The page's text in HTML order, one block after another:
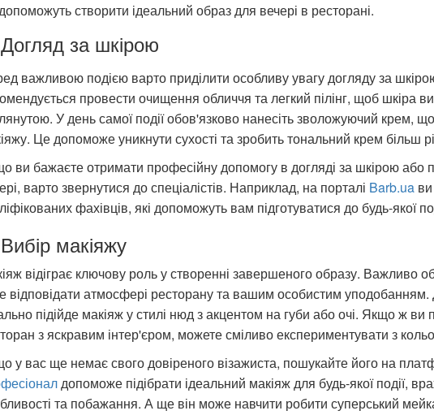
створити ідеальний образ для вечері в ресторані.
за шкірою
важливою подією варто приділити особливу увагу догляду за
провести очищення обличчя та легкий пілінг, щоб шкіра
У день самої події обов'язково нанесіть зволожуючий крем,
Це допоможе уникнути сухості та зробить тональний крем більш
ви бажаєте отримати професійну допомогу в догляді за шкірою або
варто звернутися до спеціалістів. Наприклад, на порталі Barb.ua
фахівців, які допоможуть вам підготуватися до будь-якої
макіяжу
відіграє ключову роль у створенні завершеного образу. Важливо
відповідати атмосфері ресторану та вашим особистим уподобанням.
підійде макіяж у стилі нюд з акцентом на губи або очі. Якщо ж ви
з яскравим інтер'єром, можете сміливо експериментувати з
у вас ще немає свого довіреного візажиста, пошукайте його на
допоможе підібрати ідеальний макіяж для будь-якої події,
та побажання. А ще він може навчити робити суперський